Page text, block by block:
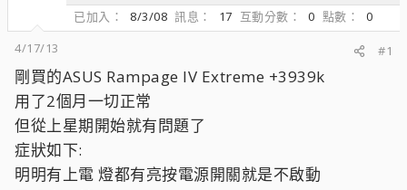
已加入
8/3/08 訊息 17 互動分數 0 點數
0
4/17/13
#1
剛買的ASUS Rampage IV Extreme +3939k
用了2個月一切正常
但從上星期開始就有問題了
症狀如下:
明明有上電 燈都有亮按電源開關就是不啟動